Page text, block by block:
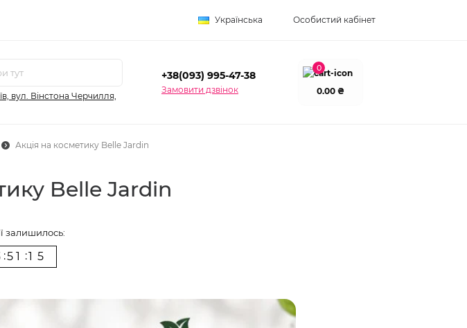
Українська Особистий кабінет
вул. Вінстона Черчилля,
+38(093) 995-47-38
Замовити дзвінок
0
0.00 ₴
Акція на косметику Belle Jardin
Belle Jardin
залишилось:
:
5
5
1
1 :
1
1
4
4